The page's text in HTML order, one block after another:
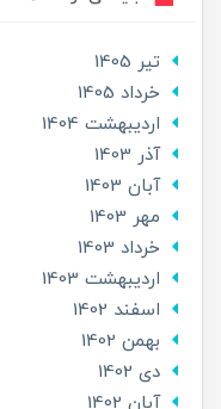
تير 1405
خرداد 1405
ارديبهشت 1404
آذر 1403
آبان 1403
مهر 1403
خرداد 1403
ارديبهشت 1403
اسفند 1402
بهمن 1402
دی 1402
آبان 1402